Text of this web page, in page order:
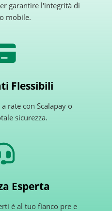
garantire l'integrità di
mobile.
Flessibili
rate con Scalapay o
sicurezza.
Esperta
è al tuo fianco pre e